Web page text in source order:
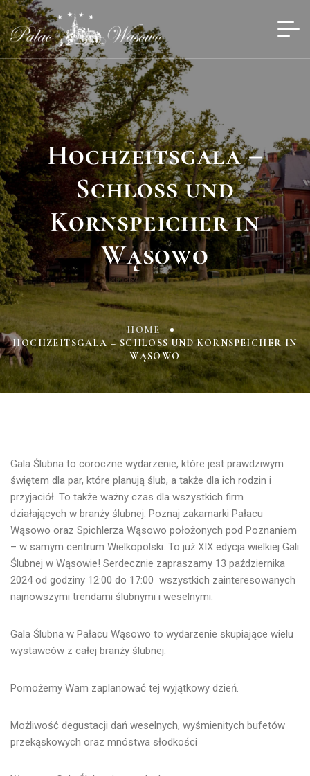
Hochzeitsgala –
Schloss und
Kornspeicher in
Wąsowo
HOME
HOCHZEITSGALA – SCHLOSS UND KORNSPEICHER IN
WĄSOWO
Gala Ślubna to coroczne wydarzenie, które jest prawdziwym
świętem dla par, które planują ślub, a także dla ich rodzin i
przyjaciół. To także ważny czas dla wszystkich firm
działających w branży ślubnej. Poznaj zakamarki Pałacu
Wąsowo oraz Spichlerza Wąsowo położonych pod Poznaniem
– w samym centrum Wielkopolski. To już XIX edycja wielkiej Gali
Ślubnej w Wąsowie! Serdecznie zapraszamy 13 października
2024 od godziny 12:00 do 17:00 wszystkich zainteresowanych
najnowszymi trendami ślubnymi i weselnymi.
Gala Ślubna w Pałacu Wąsowo to wydarzenie skupiające wielu
wystawców z całej branży ślubnej.
Pomożemy Wam zaplanować tej wyjątkowy dzień.
Możliwość degustacji dań weselnych, wyśmienitych bufetów
przekąskowych oraz mnóstwa słodkości